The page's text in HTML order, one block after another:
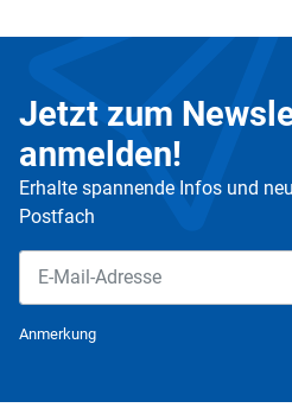
Jetzt zum
anmelden!
Erhalte spannende Infos und
Postfach
Anmerkung